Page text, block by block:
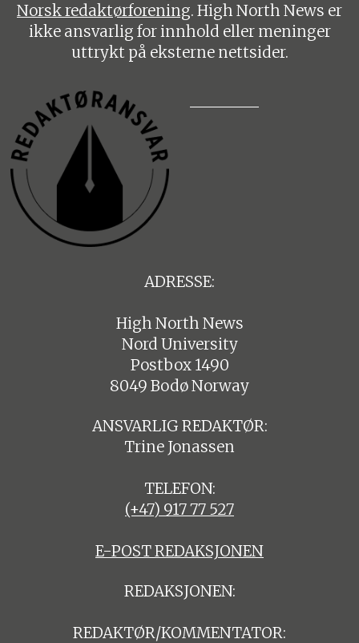
Norsk redaktørforening. High North News er
ikke ansvarlig for innhold eller meninger
uttrykt på eksterne nettsider.
ADRESSE:
High North News
Nord University
Postbox 1490
8049 Bodø Norway
ANSVARLIG REDAKTØR:
Trine Jonassen
TELEFON:
(+47) 917 77 527
E-POST REDAKSJONEN
REDAKSJONEN:
REDAKTØR/KOMMENTATOR: